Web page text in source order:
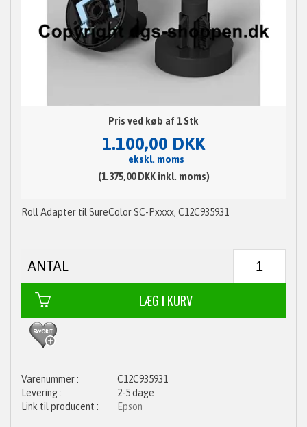
Pris ved køb af 1 Stk
1.100,00 DKK
ekskl. moms
(1.375,00 DKK inkl. moms)
Roll Adapter til SureColor SC-Pxxxx, C12C935931
ANTAL
C12C935931
2-5 dage
Epson